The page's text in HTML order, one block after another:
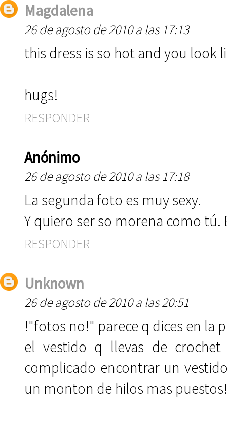
Magdalena
26 de agosto de 2010 a las 17:13
this dress is so hot and you look
hugs!
RESPONDER
Anónimo
26 de agosto de 2010 a las 17:18
La segunda foto es muy sexy.
Y quiero ser so morena como tú.
RESPONDER
Unknown
26 de agosto de 2010 a las 20:51
!"fotos no!" parece q dices en la
el vestido q llevas de
complicado encontrar un
un monton de hilos mas puestos!